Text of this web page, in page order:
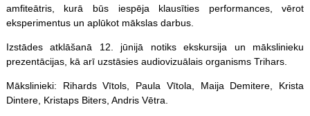
amfiteātris, kurā būs iespēja klausīties performances, vērot
eksperimentus un aplūkot mākslas darbus.
Izstādes atklāšanā 12. jūnijā notiks ekskursija un mākslinieku
prezentācijas, kā arī uzstāsies audiovizuālais organisms Trihars.
Mākslinieki: Rihards Vītols, Paula Vītola, Maija Demitere, Krista
Dintere, Kristaps Biters, Andris Vētra.